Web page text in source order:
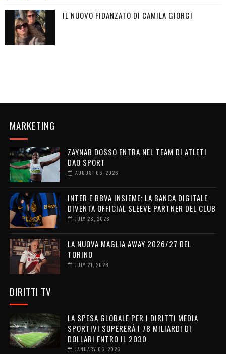
IL NUOVO FIDANZATO DI CAMILA GIORGI
MARKETING
ZAYNAB DOSSO ENTRA NEL TEAM DI ATLETI
DAO SPORT
AUGUST 06, 2026
INTER E BBVA INSIEME: LA BANCA DIGITALE
DIVENTA OFFICIAL SLEEVE PARTNER DEL CLUB
JULY 28, 2026
LA NUOVA MAGLIA AWAY 2026/27 DEL
TORINO
JULY 21, 2026
DIRITTI TV
LA SPESA GLOBALE PER I DIRITTI MEDIA
SPORTIVI SUPERERÀ I 78 MILIARDI DI
DOLLARI ENTRO IL 2030
JANUARY 06, 2026